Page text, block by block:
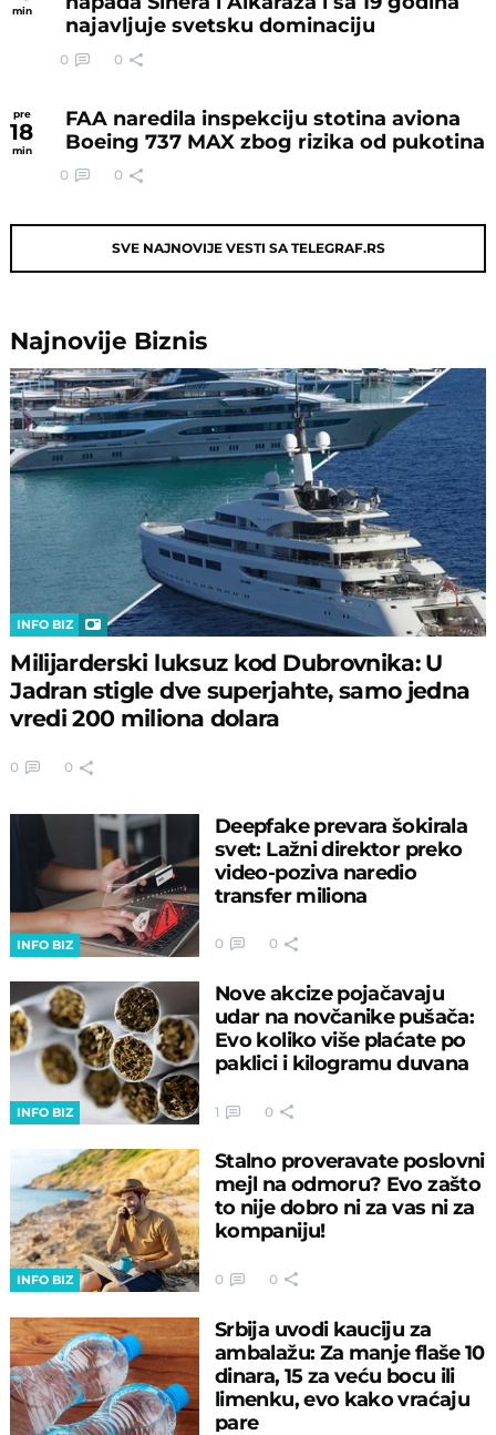
min
najavljuje svetsku dominaciju
0 0
pre
18
min
FAA naredila inspekciju stotina aviona
Boeing 737 MAX zbog rizika od pukotina
0 0
SVE NAJNOVIJE VESTI SA TELEGRAF.RS
Najnovije Biznis
INFO BIZ
Milijarderski luksuz kod Dubrovnika: U
Jadran stigle dve superjahte, samo jedna
vredi 200 miliona dolara
0 0
INFO BIZ
Deepfake prevara šokirala
svet: Lažni direktor preko
video-poziva naredio
transfer miliona
0 0
INFO BIZ
Nove akcize pojačavaju
udar na novčanike pušača:
Evo koliko više plaćate po
paklici i kilogramu duvana
1 0
INFO BIZ
Stalno proveravate poslovni
mejl na odmoru? Evo zašto
to nije dobro ni za vas ni za
kompaniju!
0 0
Srbija uvodi kauciju za
ambalažu: Za manje flaše 10
dinara, 15 za veću bocu ili
limenku, evo kako vraćaju
pare